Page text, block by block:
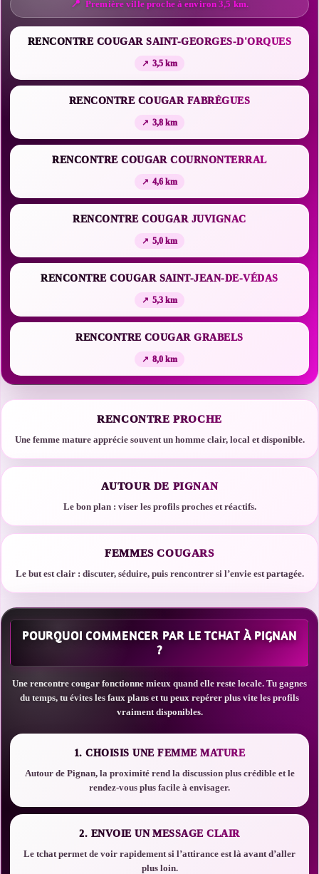
Première ville proche à environ 3,5 km.
RENCONTRE COUGAR SAINT-GEORGES-D'ORQUES
3,5 km
RENCONTRE COUGAR FABRÈGUES
3,8 km
RENCONTRE COUGAR COURNONTERRAL
4,6 km
RENCONTRE COUGAR JUVIGNAC
5,0 km
RENCONTRE COUGAR SAINT-JEAN-DE-VÉDAS
5,3 km
RENCONTRE COUGAR GRABELS
8,0 km
RENCONTRE PROCHE
Une femme mature apprécie souvent un homme clair, local et disponible.
AUTOUR DE PIGNAN
Le bon plan : viser les profils proches et réactifs.
FEMMES COUGARS
Le but est clair : discuter, séduire, puis rencontrer si l’envie est partagée.
POURQUOI COMMENCER PAR LE TCHAT À PIGNAN
?
Une rencontre cougar fonctionne mieux quand elle reste locale. Tu gagnes
du temps, tu évites les faux plans et tu peux repérer plus vite les profils
vraiment disponibles.
1. CHOISIS UNE FEMME MATURE
Autour de Pignan, la proximité rend la discussion plus crédible et le
rendez-vous plus facile à envisager.
2. ENVOIE UN MESSAGE CLAIR
Le tchat permet de voir rapidement si l’attirance est là avant d’aller
plus loin.